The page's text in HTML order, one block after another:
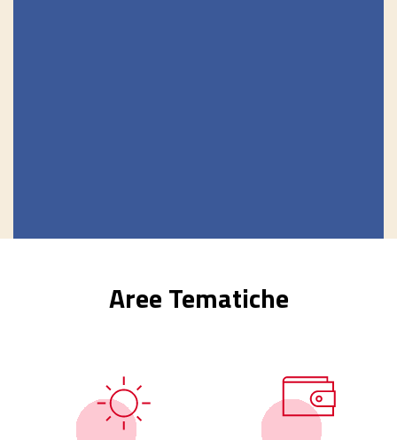
Aree Tematiche